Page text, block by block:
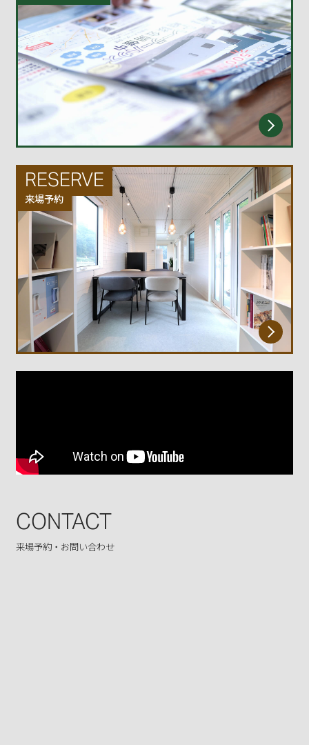
RESERVE
来場予約
CONTACT
来場予約・お問い合わせ